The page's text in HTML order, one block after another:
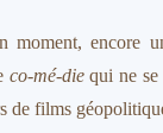
moment,
co-mé-diequi ne se
de films